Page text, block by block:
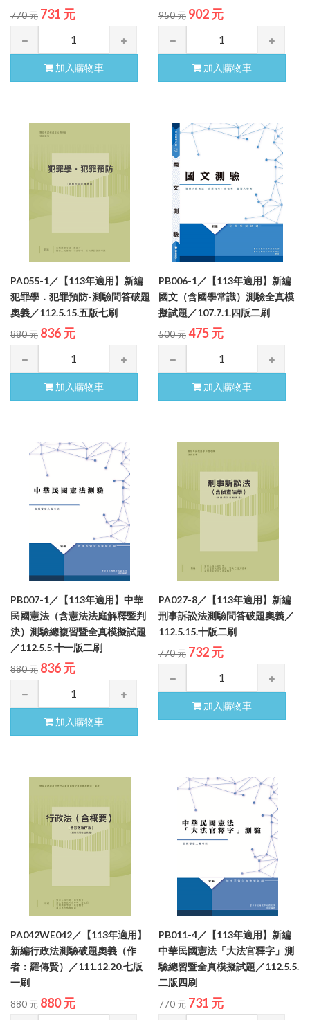
770 元 731 元
加入購物車
950 元 902 元
加入購物車
PA055-1／【113年適用】新編
犯罪學．犯罪預防-測驗問答破題
奧義／112.5.15.五版七刷
880 元 836 元
加入購物車
PB006-1／【113年適用】新編
國文（含國學常識）測驗全真模
擬試題／107.7.1.四版二刷
500 元475 元
加入購物車
PB007-1／【113年適用】中華
民國憲法（含憲法法庭解釋暨判
決）測驗總複習暨全真模擬試題
／112.5.5.十一版二刷
880 元 836 元
加入購物車
PA027-8／【113年適用】新編
刑事訴訟法測驗問答破題奧義／
112.5.15.十版二刷
770 元 732 元
加入購物車
PA042WE042／【113年適用】
新編行政法測驗破題奧義（作
者：羅傳賢）／111.12.20.七版
一刷
880 元 880 元
PB011-4／【113年適用】新編
中華民國憲法「大法官釋字」測
驗總習暨全真模擬試題／112.5.5.
二版四刷
770 元 731 元